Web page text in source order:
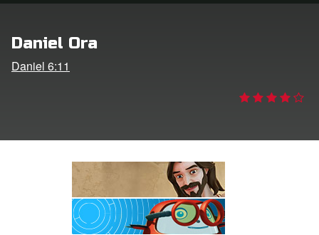
Daniel Ora
Daniel 6:11